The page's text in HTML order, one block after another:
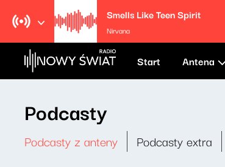
Smells Like Teen Spirit
Nirvana
Start Antena
Podcasty
Podcasty z anteny Podcasty extra